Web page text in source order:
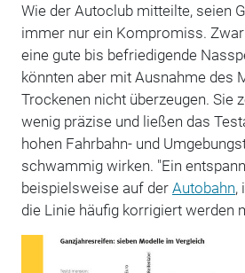
Wie der Autoclub mitteilte, seien
immer nur ein Kompromiss.
eine gute bis befriedigende
könnten aber mit Ausnahme des
Trockenen nicht überzeugen. Sie
wenig präzise und ließen das
hohen Fahrbahn- und
schwammig wirken. "Ein
beispielsweise auf der Autobahn,
die Linie häufig korrigiert werden